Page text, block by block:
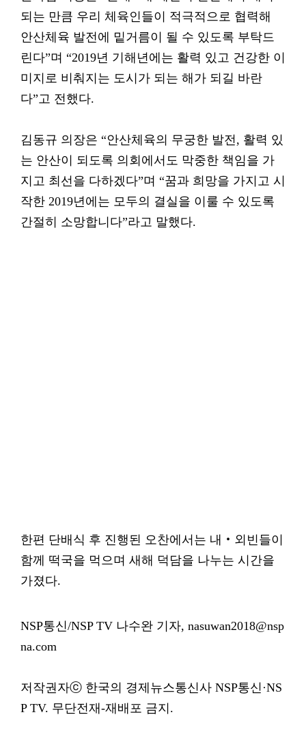
되는 만큼 우리 체육인들이 적극적으로 협력해
안산체육 발전에 밑거름이 될 수 있도록 부탁드
린다”며 “2019년 기해년에는 활력 있고 건강한 이
미지로 비춰지는 도시가 되는 해가 되길 바란
다”고 전했다.
김동규 의장은 “안산체육의 무궁한 발전, 활력 있
는 안산이 되도록 의회에서도 막중한 책임을 가
지고 최선을 다하겠다”며 “꿈과 희망을 가지고 시
작한 2019년에는 모두의 결실을 이룰 수 있도록
간절히 소망합니다”라고 말했다.
한편 단배식 후 진행된 오찬에서는 내‧외빈들이
함께 떡국을 먹으며 새해 덕담을 나누는 시간을
가졌다.
NSP통신/NSP TV 나수완 기자, nasuwan2018@nsp
na.com
저작권자ⓒ 한국의 경제뉴스통신사 NSP통신·NS
P TV. 무단전재-재배포 금지.